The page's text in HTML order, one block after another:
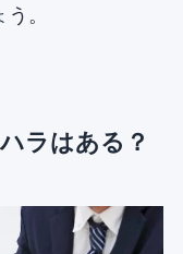
。
ラはある？